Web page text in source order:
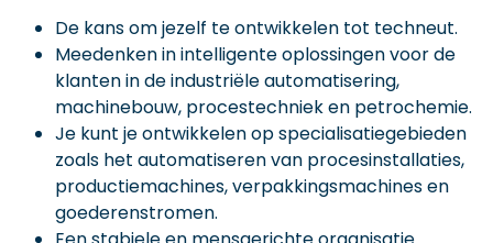
De kans om jezelf te ontwikkelen tot techneut.
Meedenken in intelligente oplossingen voor de
klanten in de industriële automatisering,
machinebouw, procestechniek en petrochemie.
Je kunt je ontwikkelen op specialisatiegebieden
zoals het automatiseren van procesinstallaties,
productiemachines, verpakkingsmachines en
goederenstromen.